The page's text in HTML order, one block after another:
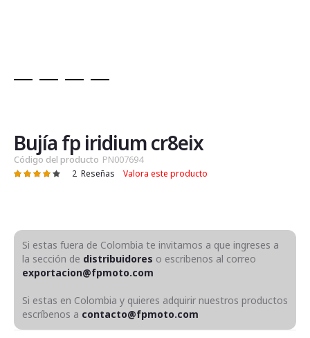
de
la
galería
de
Bujía fp iridium cr8eix
Código del producto PN007694
Valoración: 2 Reseñas Valora este producto
Si estas fuera de Colombia te invitamos a que ingreses a
la sección de distribuidores o escribenos al correo
exportacion@fpmoto.com
Si estas en Colombia y quieres adquirir nuestros productos
escríbenos a contacto@fpmoto.com